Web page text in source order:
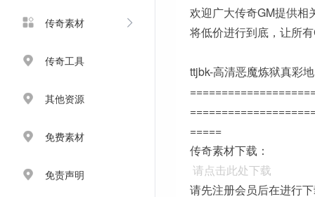
传奇素材
传奇工具
其他资源
免费素材
免责声明
欢迎广大传奇GM提供相
将低价进行到底，让所
ttjbk-高清恶魔炼狱真彩
=====
传奇素材下载：
请点击此处下载
请先注册会员后在进行